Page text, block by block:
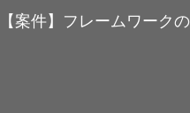
案件】フレームワーク